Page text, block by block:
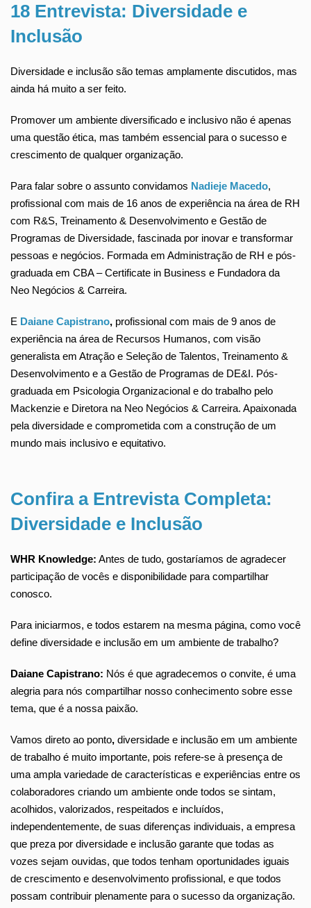
18 Entrevista: Diversidade e
Inclusão
Diversidade e inclusão são temas amplamente discutidos, mas
ainda há muito a ser feito.
Promover um ambiente diversificado e inclusivo não é apenas
uma questão ética, mas também essencial para o sucesso e
crescimento de qualquer organização.
Para falar sobre o assunto convidamos Nadieje Macedo,
profissional com mais de 16 anos de experiência na área de RH
com R&S, Treinamento & Desenvolvimento e Gestão de
Programas de Diversidade, fascinada por inovar e transformar
pessoas e negócios. Formada em Administração de RH e pós-
graduada em CBA – Certificate in Business e Fundadora da
Neo Negócios & Carreira.
E Daiane Capistrano, profissional com mais de 9 anos de
experiência na área de Recursos Humanos, com visão
generalista em Atração e Seleção de Talentos, Treinamento &
Desenvolvimento e a Gestão de Programas de DE&I. Pós-
graduada em Psicologia Organizacional e do trabalho pelo
Mackenzie e Diretora na Neo Negócios & Carreira. Apaixonada
pela diversidade e comprometida com a construção de um
mundo mais inclusivo e equitativo.
Confira a Entrevista Completa:
Diversidade e Inclusão
WHR Knowledge: Antes de tudo, gostaríamos de agradecer
participação de vocês e disponibilidade para compartilhar
conosco.
Para iniciarmos, e todos estarem na mesma página, como você
define diversidade e inclusão em um ambiente de trabalho?
Daiane Capistrano: Nós é que agradecemos o convite, é uma
alegria para nós compartilhar nosso conhecimento sobre esse
tema, que é a nossa paixão.
Vamos direto ao ponto, diversidade e inclusão em um ambiente
de trabalho é muito importante, pois refere-se à presença de
uma ampla variedade de características e experiências entre os
colaboradores criando um ambiente onde todos se sintam,
acolhidos, valorizados, respeitados e incluídos,
independentemente, de suas diferenças individuais, a empresa
que preza por diversidade e inclusão garante que todas as
vozes sejam ouvidas, que todos tenham oportunidades iguais
de crescimento e desenvolvimento profissional, e que todos
possam contribuir plenamente para o sucesso da organização.